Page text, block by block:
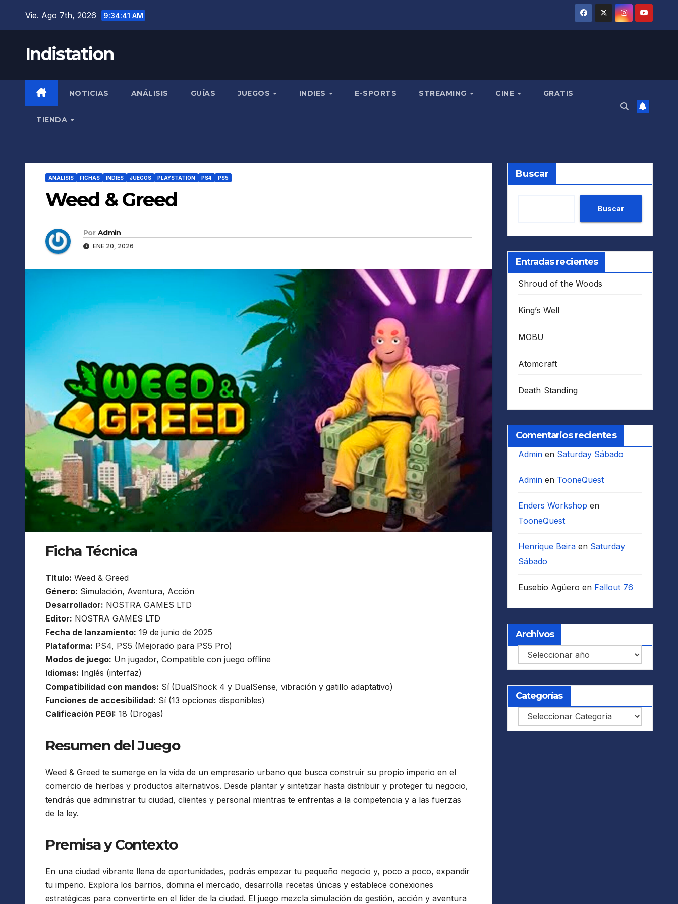
Vie. Ago 7th, 2026 9:34:42 AM
Indistation
NOTICIAS ANÁLISIS GUÍAS JUEGOS INDIES E-SPORTS STREAMING CINE GRATIS
TIENDA
ANÁLISIS FICHAS INDIES JUEGOS PLAYSTATION PS4 PS5
Weed & Greed
Por Admin
ENE 20, 2026
Ficha Técnica
Título: Weed & Greed
Género: Simulación, Aventura, Acción
Desarrollador: NOSTRA GAMES LTD
Editor: NOSTRA GAMES LTD
Fecha de lanzamiento: 19 de junio de 2025
Plataforma: PS4, PS5 (Mejorado para PS5 Pro)
Modos de juego: Un jugador, Compatible con juego offline
Idiomas: Inglés (interfaz)
Compatibilidad con mandos: Sí (DualShock 4 y DualSense, vibración y gatillo adaptativo)
Funciones de accesibilidad: Sí (13 opciones disponibles)
Calificación PEGI: 18 (Drogas)
Resumen del Juego
Weed & Greed te sumerge en la vida de un empresario urbano que busca construir su propio imperio en el
comercio de hierbas y productos alternativos. Desde plantar y sintetizar hasta distribuir y proteger tu negocio,
tendrás que administrar tu ciudad, clientes y personal mientras te enfrentas a la competencia y a las fuerzas
de la ley.
Premisa y Contexto
En una ciudad vibrante llena de oportunidades, podrás empezar tu pequeño negocio y, poco a poco, expandir
tu imperio. Explora los barrios, domina el mercado, desarrolla recetas únicas y establece conexiones
estratégicas para convertirte en el líder de la ciudad. El juego mezcla simulación de gestión, acción y aventura
Buscar
Buscar
Entradas recientes
Shroud of the Woods
King’s Well
MOBU
Atomcraft
Death Standing
Comentarios recientes
Adminen Saturday Sábado
Adminen TooneQuest
Enders Workshop en
TooneQuest
Henrique Beiraen Saturday
Sábado
Eusebio Agüero en Fallout 76
Archivos
Archivos
Categorías
Categorías